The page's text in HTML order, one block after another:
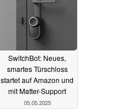
SwitchBot: Neues,
smartes Türschloss
startet auf Amazon und
mit Matter-Support
05.05.2025